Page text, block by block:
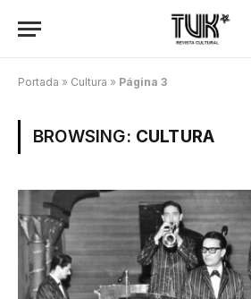
Portada » Cultura » Página 3
BROWSING: CULTURA